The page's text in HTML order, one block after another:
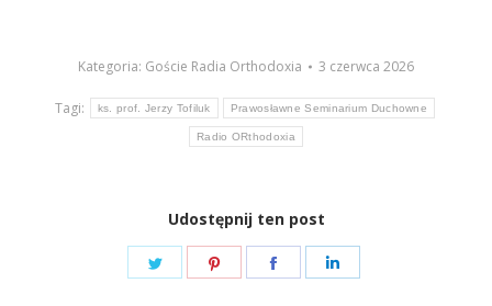
Kategoria: Goście Radia Orthodoxia 3 czerwca 2026
Tagi: ks. prof. Jerzy Tofiluk Prawosławne Seminarium Duchowne
Radio ORthodoxia
Udostępnij ten post
Share
Share
Share